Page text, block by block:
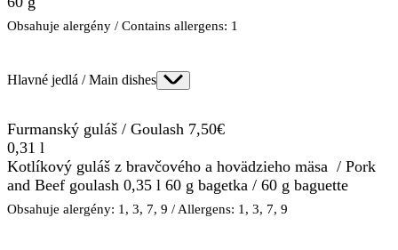
Obsahuje alergény / Contains allergens: 1
Hlavné jedlá / Main dishes
Furmanský guláš / Goulash 7,50€
0,31 l
Kotlíkový guláš z bravčového a hovädzieho mäsa / Pork
and Beef goulash 0,35 l 60 g bagetka / 60 g baguette
Obsahuje alergény: 1, 3, 7, 9 / Allergens: 1, 3, 7, 9